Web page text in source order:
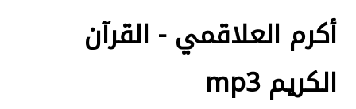
أكرم العلاقمي - القرآن
الكريم mp3